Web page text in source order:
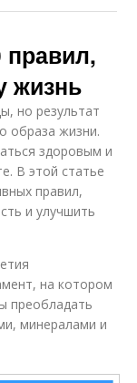
правил,
жизнь
но результат
образа жизни.
здоровым и
В этой статье
правил,
и улучшить
на котором
преобладать
минералами и